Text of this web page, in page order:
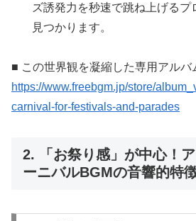
ズ誘発力を秒速で跳ね上げるプ
見つかります。
■ この世界観を凝縮した専用アルバ
https://www.freebgm.jp/store/
carnival-for-festivals-and-parades
2. 「お祭り感」が中心！
ーニバルBGMの音響的特